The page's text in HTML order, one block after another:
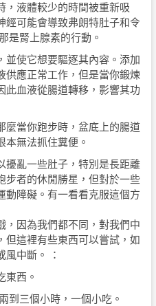
，液體較少的時間被重新吸
經可能會導致弗朗特肚子和令
是腎上腺素的行動。
並使它想要驅逐其內容。添加
供應正常工作，但是當你鍛煉
此血液從腸道轉移，影響其功
麼當你跑步時，盆底上的腸道
本無法抓住糞便。
擾亂一些肚子，特別是長距離
步者的休閒勝星，但對於一些
動障礙。有一看看克服這個方
，因為我們都不同，對我們中
但這裡有些東西可以嘗試，如
中斷。 ：
東西。
到三個小時，一個小吃。